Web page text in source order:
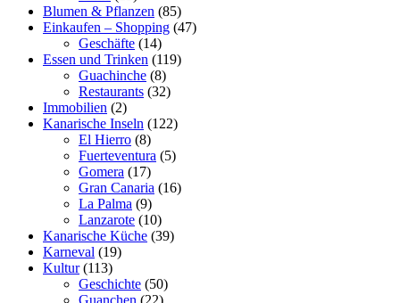
Blumen & Pflanzen (85)
Einkaufen – Shopping (47)
Geschäfte (14)
Essen und Trinken (119)
Guachinche (8)
Restaurants (32)
Immobilien (2)
Kanarische Inseln (122)
El Hierro (8)
Fuerteventura (5)
Gomera (17)
Gran Canaria (16)
La Palma (9)
Lanzarote (10)
Kanarische Küche (39)
Karneval (19)
Kultur(113)
Geschichte (50)